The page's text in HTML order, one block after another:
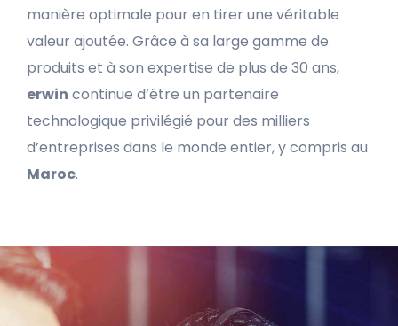
manière optimale pour en tirer une véritable
valeur ajoutée. Grâce à sa large gamme de
produits et à son expertise de plus de 30 ans,
erwin continue d’être un partenaire
technologique privilégié pour des milliers
d’entreprises dans le monde entier, y compris au
Maroc.